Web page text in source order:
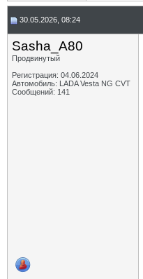
30.05.2026, 08:24
Sasha_A80
Продвинутый
Регистрация: 04.06.2024
Автомобиль: LADA Vesta NG CVT
Сообщений: 141